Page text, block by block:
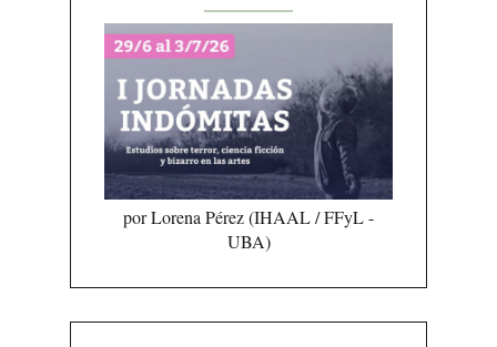
por Lorena Pérez (IHAAL / FFyL -
UBA)